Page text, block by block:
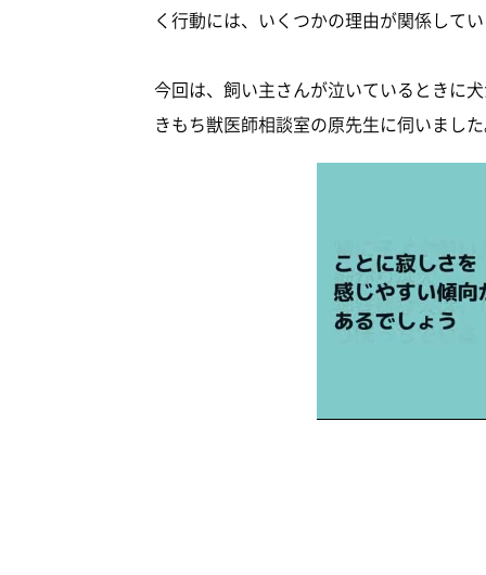
く行動には、いくつかの理由が関係して
今回は、飼い主さんが泣いているときに
きもち獣医師相談室の原先生に伺いまし